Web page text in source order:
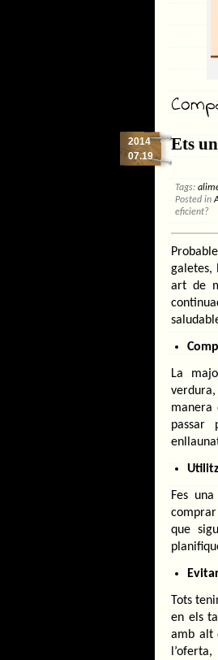
Ets
2014
07.19
Tags:
Posted in
eficient?
galetes,
art de
La
manera
passar
Fes
que
Tots
en els
amb alt